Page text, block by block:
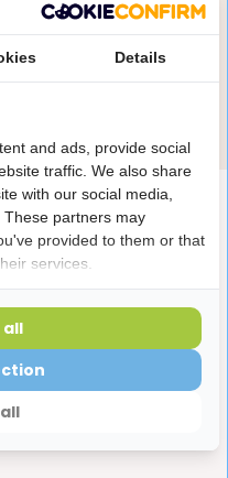
dit product?
een e-mail.
Details
and ads, provide social
traffic. We also share
with our social media,
partners may
provided to them or that
services.
all